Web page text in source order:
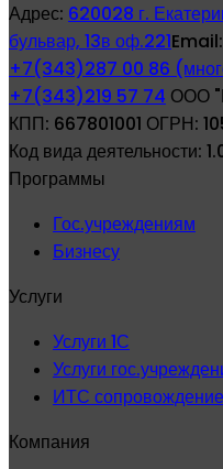
Адрес: 620028 г.
бульвар, 13в оф.221Email:
+7(343)287 00 86
+7(343)219 57 74 ООО
КПП: 667801001 ОГРН:
Код вида деятельности:
Программы
Гос.учреждениям
Бизнесу
Услуги
Услуги 1С
Услуги
ИТС сопровождение
Компания